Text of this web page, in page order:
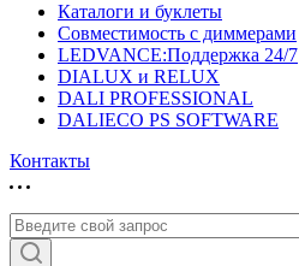
Каталоги и буклеты
Совместимость с диммерами
LEDVANCE:Поддержка 24/7
DIALUX и RELUX
DALI PROFESSIONAL
DALIECO PS SOFTWARE
Контакты